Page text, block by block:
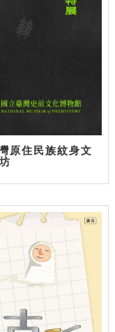
原住民族紋身文